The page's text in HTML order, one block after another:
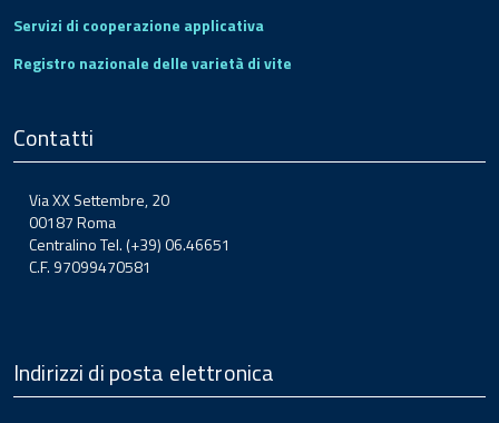
Servizi di cooperazione applicativa
Registro nazionale delle varietà di vite
Contatti
Via XX Settembre, 20
00187 Roma
Centralino Tel. (+39) 06.46651
C.F. 97099470581
Indirizzi di posta elettronica